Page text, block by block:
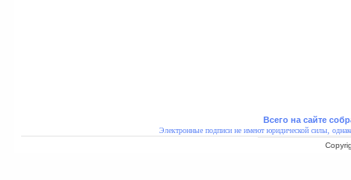
Всего на сайте
Электронные подписи не имеют юридической силы,